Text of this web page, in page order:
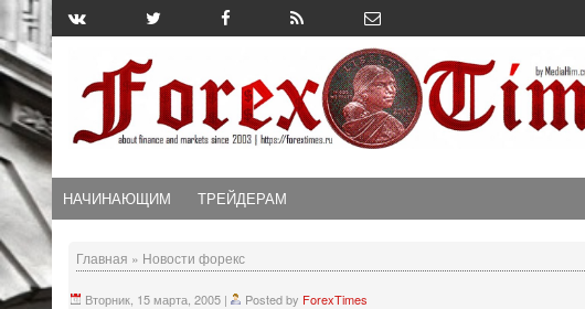
НАЧИНАЮЩИМ ТРЕЙДЕРАМ
Главная » Новости форекс
Вторник, 15 марта, 2005 | Posted by ForexTimes